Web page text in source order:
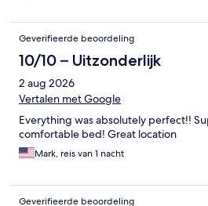
Geverifieerde beoordeling
10/10 – Uitzonderlijk
2 aug 2026
Vertalen met Google
Everything was absolutely perfect!!
comfortable bed! Great location
Mark, reis van 1 nacht
Geverifieerde beoordeling